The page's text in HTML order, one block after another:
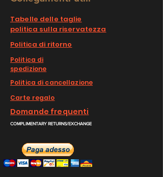
Tabelle delle taglie
politica sulla riservatezza
Politica di ritorno
Politica di
spedizione
Politica di cancellazione
Carte regalo
Domande frequenti
COMPLIMENTARY RETURNS/EXCHANGE